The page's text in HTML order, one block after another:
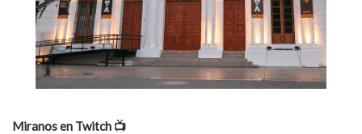
Miranos en Twitch 📺